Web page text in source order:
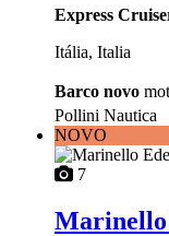
Express
Itália, Italia
Barco novo
Pollini Nautica
NOVO
7
Marinello